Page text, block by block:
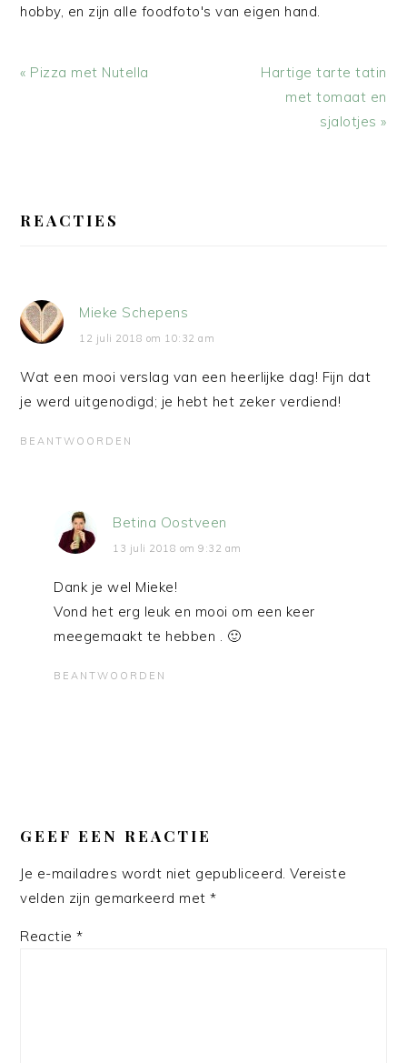
hobby, en zijn alle foodfoto's van eigen hand.
Vorig
« Pizza met Nutella
Volgend
bericht:
Hartige tarte tatin
met tomaat en
sjalotjes »
INTERACTIES
REACTIES
Mieke Schepens
12 juli 2018 om 10:32 am
Wat een mooi verslag van een heerlijke dag! Fijn dat
je werd uitgenodigd; je hebt het zeker verdiend!
BEANTWOORDEN
Betina Oostveen
13 juli 2018 om 9:32 am
Dank je wel Mieke!
Vond het erg leuk en mooi om een keer
meegemaakt te hebben . 🙂
BEANTWOORDEN
GEEF EEN REACTIE
Je e-mailadres wordt niet gepubliceerd. Vereiste
velden zijn gemarkeerd met*
Reactie*